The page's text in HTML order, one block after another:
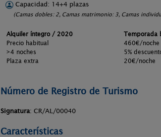
Capacidad: 14+4 plazas
(Camas dobles: 2, Camas matrimonio: 3, Camas
Alquiler íntegro / 2020 Temporada
Precio habitual
460€/noche
>4 noches
5%
Plaza extra
20€/noche
Número de Registro de Turismo
Signatura: CR/AL/00040
Características